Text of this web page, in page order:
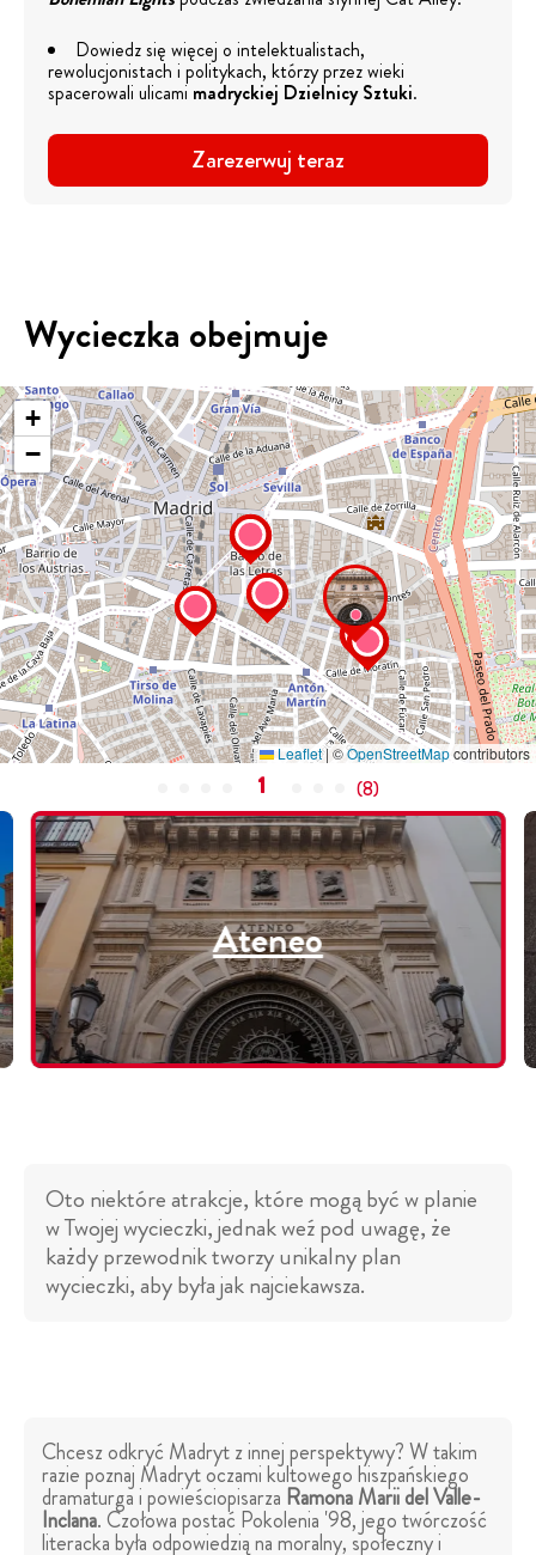
Dowiedz się więcej o intelektualistach,
rewolucjonistach i politykach, którzy przez wieki
spacerowali ulicami madryckiej Dzielnicy Sztuki.
Zarezerwuj teraz
Wycieczka obejmuje
+
−
Leaflet|©OpenStreetMapcontributors
1 (8)
Ateneo
Oto niektóre atrakcje, które mogą być w planie
w Twojej wycieczki, jednak weź pod uwagę, że
każdy przewodnik tworzy unikalny plan
wycieczki, aby była jak najciekawsza.
Chcesz odkryć Madryt z innej perspektywy? W takim
razie poznaj Madryt oczami kultowego hiszpańskiego
dramaturga i powieściopisarza Ramona Marii del Valle-
Inclana. Czołowa postać Pokolenia '98, jego twórczość
literacka była odpowiedzią na moralny, społeczny i